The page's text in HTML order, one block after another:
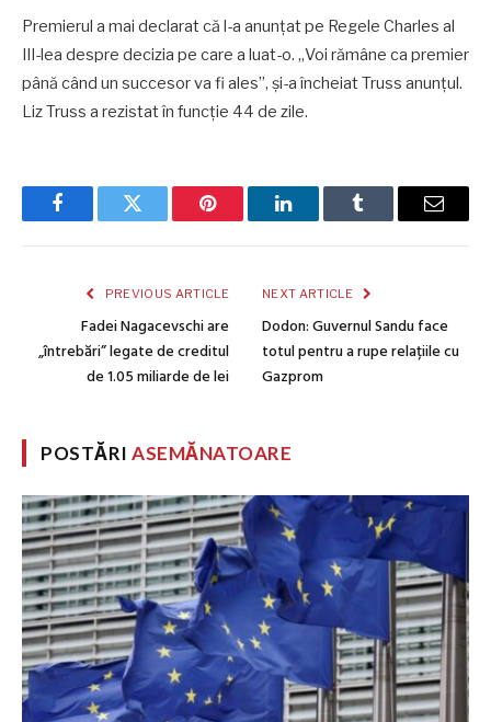
Premierul a mai declarat că l-a anunțat pe Regele Charles al
III-lea despre decizia pe care a luat-o. „Voi rămâne ca premier
până când un succesor va fi ales”, și-a încheiat Truss anunțul.
Liz Truss a rezistat în funcție 44 de zile.
FacebookTwitter Pinterest LinkedInTumblr Email
PREVIOUS ARTICLE
Fadei Nagacevschi are
„întrebări” legate de creditul
de 1.05 miliarde de lei
NEXT ARTICLE
Dodon: Guvernul Sandu face
totul pentru a rupe relațiile cu
Gazprom
POSTĂRIASEMĂNATOARE